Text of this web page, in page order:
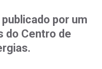
por um
do Centro de